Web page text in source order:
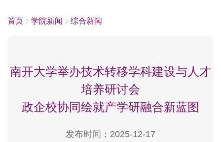
首页 学院新闻 综合新闻
南开大学举办技术转移学科建设与人才
培养研讨会
政企校协同绘就产学研融合新蓝图
发布时间：2025-12-17